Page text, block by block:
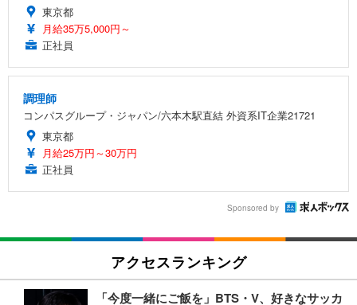
東京都
月給35万5,000円～
正社員
調理師
コンパスグループ・ジャパン/六本木駅直結 外資系IT企業21721
東京都
月給25万円～30万円
正社員
Sponsored by
アクセスランキング
「今度一緒にご飯を」BTS・V、好きなサッカ